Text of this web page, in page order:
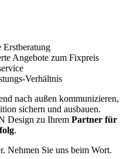
Erstberatung
Angebote zum Fixpreis
Verhältnis
nach außen kommunizieren,
sichern und ausbauen.
Design zu Ihrem Partner für
.
Nehmen Sie uns beim Wort.